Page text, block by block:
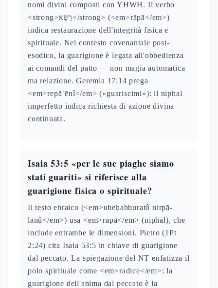
nomi divini composti con YHWH. Il verbo
<strong>רָפָא</strong> (<em>rāpā</em>)
indica restaurazione dell'integrità fisica e
spirituale. Nel contesto covenantale post-
esodico, la guarigione è legata all'obbedienza
ai comandi del patto — non magia automatica
ma relazione. Geremia 17:14 prega
<em>repāʾēnî</em> («guariscimi»): il niphal
imperfetto indica richiesta di azione divina
continuata.
Isaia 53:5 «per le sue piaghe siamo
stati guariti» si riferisce alla
guarigione fisica o spirituale?
Il testo ebraico (<em>ubeḥabburatô nirpā-
lanû</em>) usa <em>rāpā</em> (niphal), che
include entrambe le dimensioni. Pietro (1Pt
2:24) cita Isaia 53:5 in chiave di guarigione
dal peccato. La spiegazione del NT enfatizza il
polo spirituale come <em>radice</em>: la
guarigione dell'anima dal peccato è la